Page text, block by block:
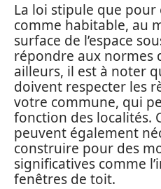
La loi stipule que pour
comme habitable, au
surface de l’espace
répondre aux normes
ailleurs, il est à noter
doivent respecter les
votre commune, qui
fonction des localités.
peuvent également
construire pour des
significatives comme
fenêtres de toit.